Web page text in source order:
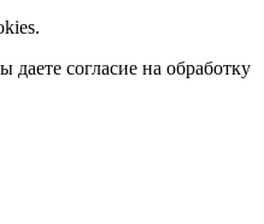
даете согласие на обработку